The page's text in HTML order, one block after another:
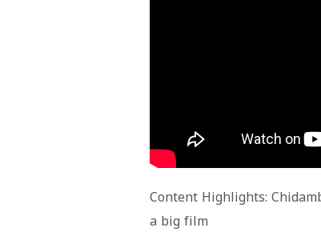
Content Highlights:
a big film